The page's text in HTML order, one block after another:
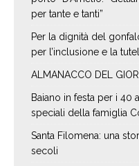
per tante e tanti”
Per la dignità del
per l’inclusione e la
ALMANACCO DEL
Baiano in festa per i 40
speciali della famiglia
Santa Filomena: una
secoli